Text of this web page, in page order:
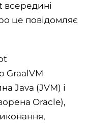
всередині
це повідомляє
GraalVM
Java (JVM) і
Oracle),